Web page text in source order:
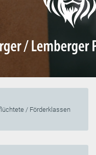
/ Förderklassen